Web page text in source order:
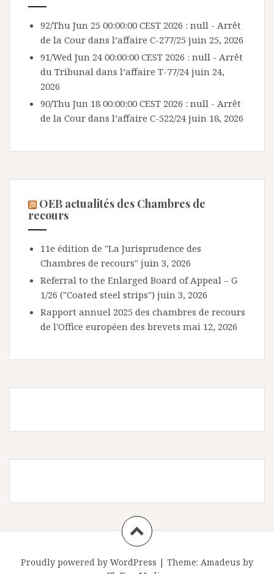
92/Thu Jun 25 00:00:00 CEST 2026 : null - Arrêt
de la Cour dans l’affaire C-277/25 juin 25, 2026
91/Wed Jun 24 00:00:00 CEST 2026 : null - Arrêt
du Tribunal dans l’affaire T-77/24 juin 24,
2026
90/Thu Jun 18 00:00:00 CEST 2026 : null - Arrêt
de la Cour dans l’affaire C-522/24 juin 18, 2026
OEB actualités des Chambres de
recours
11e édition de "La Jurisprudence des
Chambres de recours" juin 3, 2026
Referral to the Enlarged Board of Appeal – G
1/26 ("Coated steel strips") juin 3, 2026
Rapport annuel 2025 des chambres de recours
de l'Office européen des brevets mai 12, 2026
Proudly powered by WordPress | Theme: Amadeus by